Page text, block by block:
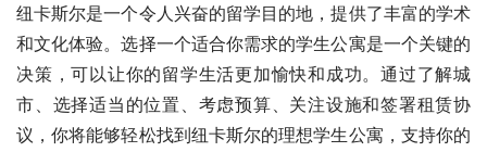
纽卡斯尔是一个令人兴奋的留学目的地，提供了丰富的学术
和文化体验。选择一个适合你需求的学生公寓是一个关键的
决策，可以让你的留学生活更加愉快和成功。通过了解城
市、选择适当的位置、考虑预算、关注设施和签署租赁协
议，你将能够轻松找到纽卡斯尔的理想学生公寓，支持你的